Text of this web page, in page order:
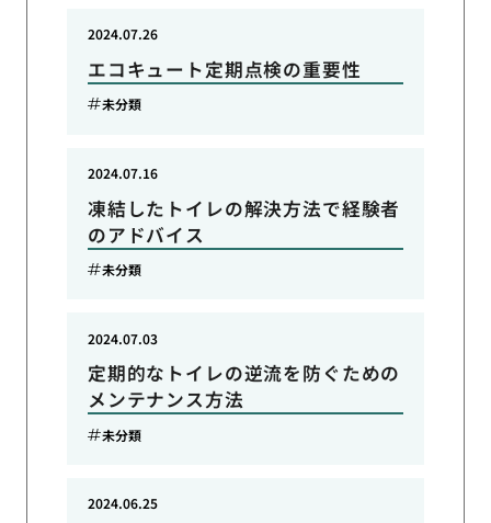
エコキュート定期点検の重要性
2024.07.26
未分類
凍結したトイレの解決方法で経験者
のアドバイス
2024.07.16
未分類
定期的なトイレの逆流を防ぐための
メンテナンス方法
2024.07.03
未分類
2024.06.25